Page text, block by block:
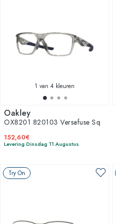
1 van 4 kleuren
Oakley
OX8201 820103 Versafuse Sq
152,60€
Levering Dinsdag 11 Augustus
Try On